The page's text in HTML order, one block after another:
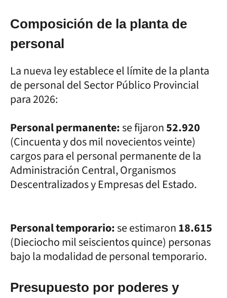
Composición de la planta de
personal
La nueva ley establece el límite de la planta
de personal del Sector Público Provincial
para 2026:
Personal permanente:se fijaron52.920
(Cincuenta y dos mil novecientos veinte)
cargos para el personal permanente de la
Administración Central, Organismos
Descentralizados y Empresas del Estado.
Personal temporario:se estimaron18.615
(Dieciocho mil seiscientos quince) personas
bajo la modalidad de personal temporario.
Presupuesto por poderes y